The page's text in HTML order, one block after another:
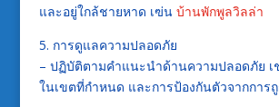
และอยู่ใกล้ชายหาด เฃ่น บ้านพักพูลวิลล่า
5. การดูแลความปลอดภัย
– ปฏิบัติตามคำแนะนำด้านความปลอดภัย เ
ในเขตที่กำหนด และการป้องกันตัวจากการ